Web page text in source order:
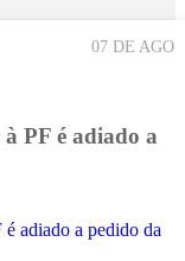
07 DE AGO
PF é adiado a